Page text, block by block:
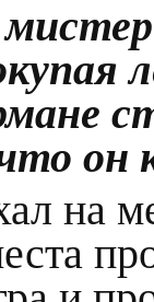
он
на